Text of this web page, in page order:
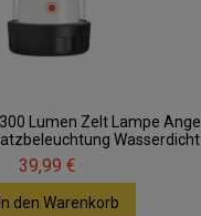
300 Lumen Zelt Lampe Angel
Wasserdicht
39,99 €
den Warenkorb